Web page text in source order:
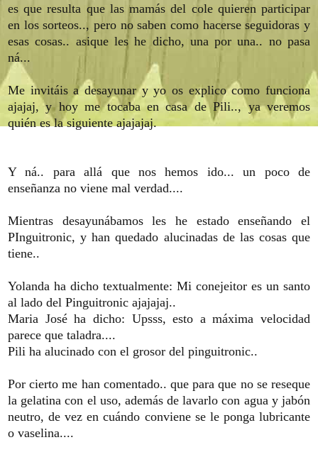
es que resulta que las mamás del cole quieren participar
en los sorteos.., pero no saben como hacerse seguidoras y
esas cosas.. asique les he dicho, una por una.. no pasa
ná...
Me invitáis a desayunar y yo os explico como funciona
ajajaj, y hoy me tocaba en casa de Pili.., ya veremos
quién es la siguiente ajajajaj.
Y ná.. para allá que nos hemos ido... un poco de
enseñanza no viene mal verdad....
Mientras desayunábamos les he estado enseñando el
PInguitronic, y han quedado alucinadas de las cosas que
tiene..
Yolanda ha dicho textualmente: Mi conejeitor es un santo
al lado del Pinguitronic ajajajaj..
Maria José ha dicho: Upsss, esto a máxima velocidad
parece que taladra....
Pili ha alucinado con el grosor del pinguitronic..
Por cierto me han comentado.. que para que no se reseque
la gelatina con el uso, además de lavarlo con agua y jabón
neutro, de vez en cuándo conviene se le ponga lubricante
o vaselina....